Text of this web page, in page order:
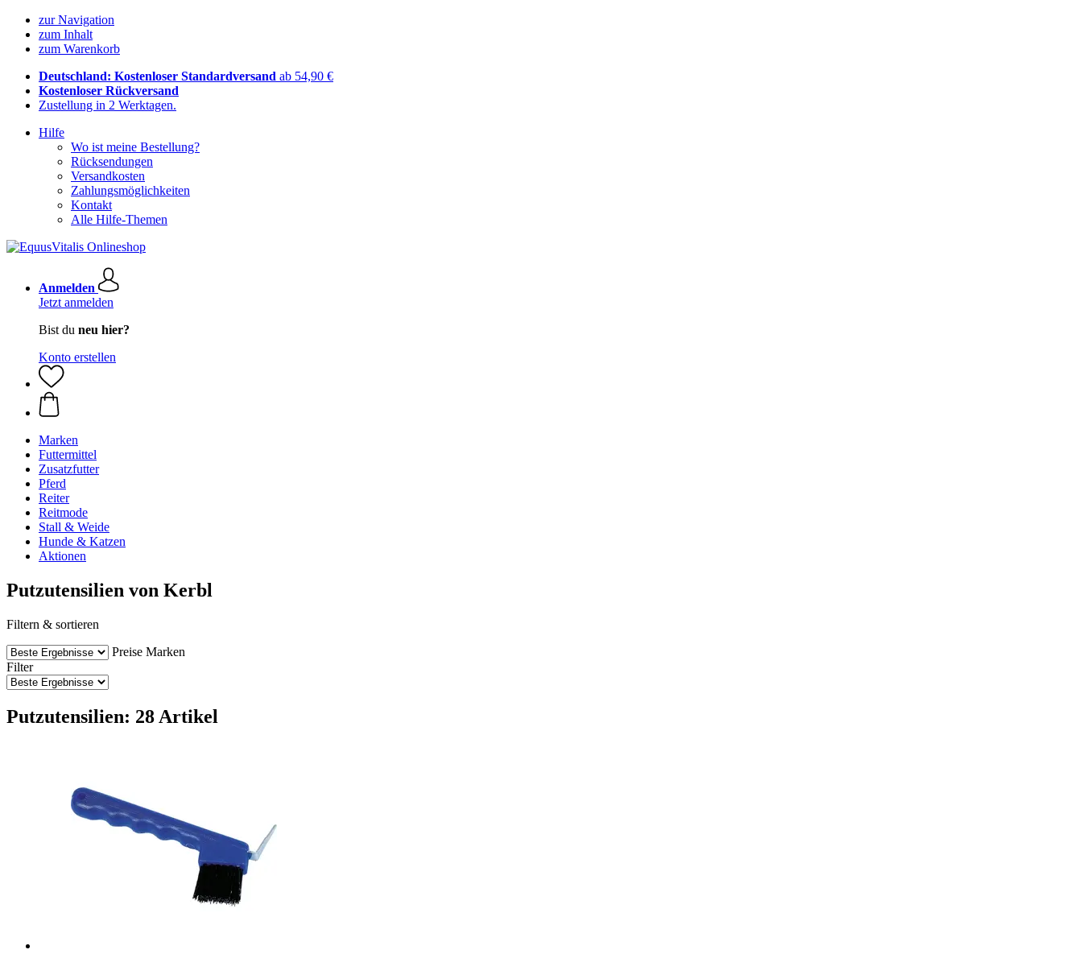
zur Navigation
zum Inhalt
zum Warenkorb
Deutschland: Kostenloser Standardversand ab 54,90 €
Kostenloser Rückversand
Zustellung in 2 Werktagen.
Hilfe
Wo ist meine Bestellung?
Rücksendungen
Versandkosten
Zahlungsmöglichkeiten
Kontakt
Alle Hilfe-Themen
Anmelden
Jetzt anmelden
Bist du neu hier?
Konto erstellen
Marken
Futtermittel
Zusatzfutter
Pferd
Reiter
Reitmode
Stall & Weide
Hunde & Katzen
Aktionen
Putzutensilien von Kerbl
Filtern & sortieren
Preise Marken
Filter
Putzutensilien: 28 Artikel